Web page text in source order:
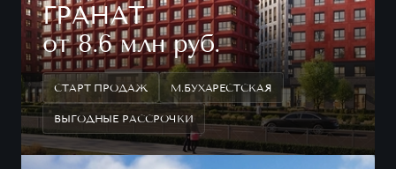
ГРАНАТ
от 8.6 млн руб.
СТАРТ ПРОДАЖ М.БУХАРЕСТСКАЯ
ВЫГОДНЫЕ РАССРОЧКИ